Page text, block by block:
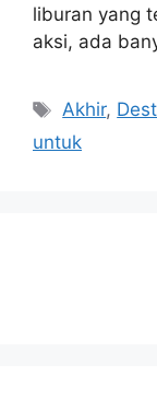
liburan yang
aksi, ada
Tags
Akhir,
untuk